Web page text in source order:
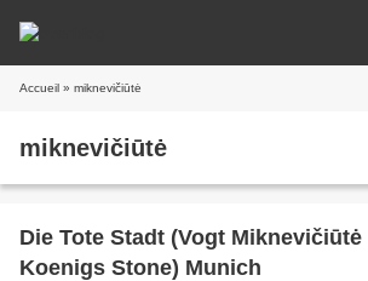
Accueil » miknevičiūtė
miknevičiūtė
Die Tote Stadt (Vogt
Koenigs Stone) Munich